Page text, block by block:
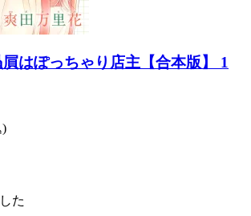
はぽっちゃり店主【合本版】 1
)
た